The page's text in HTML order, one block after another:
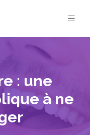
: une
à ne